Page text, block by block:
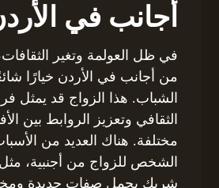
أجانب في
في ظل العولمة وتغير
من أجانب في الأردن خيارًا
الشباب. هذا الزواج قد يمثل
الثقافي وتعزيز الروابط بين
مختلفة. هناك العديد من
الشخص للزواج من أجنبية،
شريك يحمل صفات جديدة